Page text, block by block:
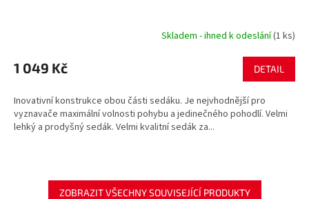
Skladem - ihned k odeslání(1 ks)
1 049 Kč DETAIL
Inovativní konstrukce obou části sedáku. Je nejvhodnější pro
vyznavače maximální volnosti pohybu a jedinečného pohodlí. Velmi
lehký a prodyšný sedák. Velmi kvalitní sedák za...
ZOBRAZIT VŠECHNY SOUVISEJÍCÍ PRODUKTY